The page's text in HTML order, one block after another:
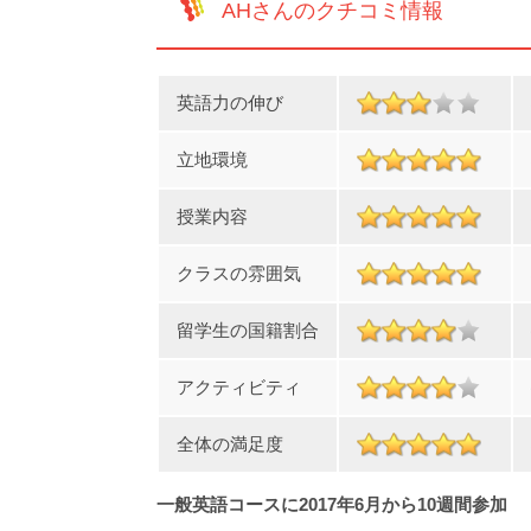
AHさんのクチコミ情報
英語力の伸び
立地環境
授業内容
クラスの雰囲気
留学生の国籍割合
アクティビティ
全体の満足度
一般英語コースに2017年6月から10週間参加